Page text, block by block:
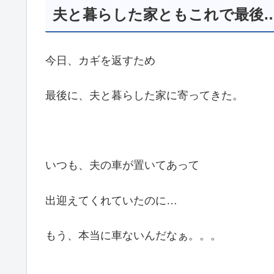
夫と暮らした家ともこれで最後
今日、カギを返すため
最後に、夫と暮らした家に寄ってきた。
いつも、夫の車が置いてあって
出迎えてくれていたのに…
もう、本当に車ないんだなぁ。。。